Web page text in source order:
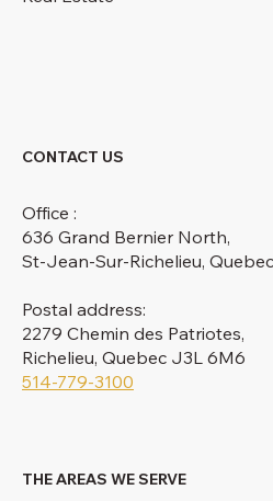
CONTACT US
Office :
636 Grand Bernier North,
St-Jean-Sur-Richelieu,
Postal address:
2279 Chemin des Patriotes,
Richelieu, Quebec J3L 6M6
514-779-3100
THE AREAS WE SERVE